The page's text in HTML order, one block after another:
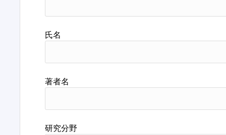
氏名
著者名
研究分野